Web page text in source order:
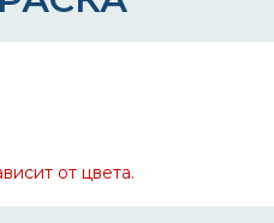
от цвета.